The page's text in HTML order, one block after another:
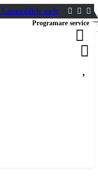
Automobilele mele
Programare service